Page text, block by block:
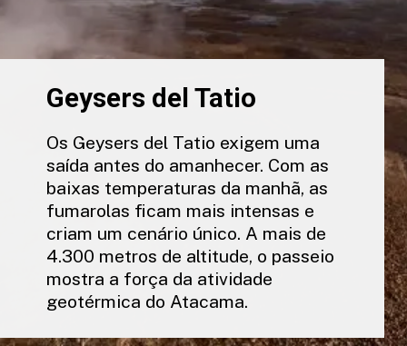
Geysers del Tatio
Os Geysers del Tatio exigem uma
saída antes do amanhecer. Com as
baixas temperaturas da manhã, as
fumarolas ficam mais intensas e
criam um cenário único. A mais de
4.300 metros de altitude, o passeio
mostra a força da atividade
geotérmica do Atacama.